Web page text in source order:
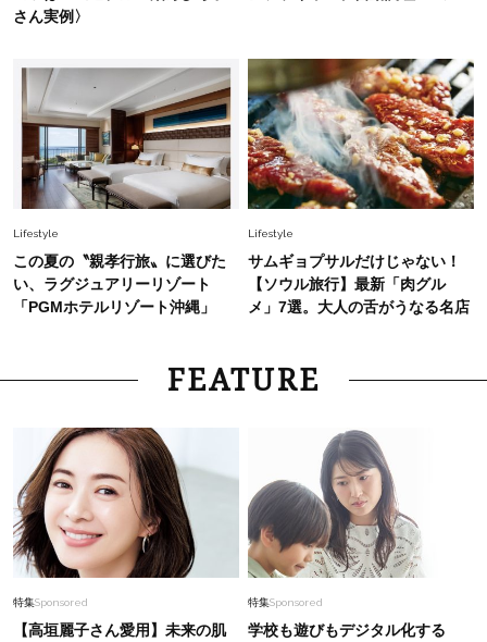
さん実例〉
Lifestyle
この夏の〝親孝行旅〟に選びた
い、ラグジュアリーリゾート
「PGMホテルリゾート沖縄」
Lifestyle
サムギョプサルだけじゃない！
【ソウル旅行】最新「肉グル
メ」7選。大人の舌がうなる名店
FEATURE
特集Sponsored
【高垣麗子さん愛用】未来の肌
特集Sponsored
学校も遊びもデジタル化する